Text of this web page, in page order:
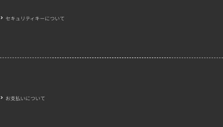
セキュリティキーについて
お支払いについて